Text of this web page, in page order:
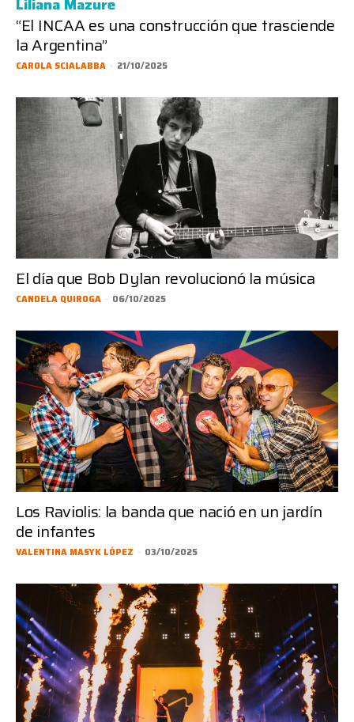
Liliana Mazure
“El INCAA es una construcción que trasciende
la Argentina”
CAROLA SCIALABBA - 21/10/2025
El día que Bob Dylan revolucionó la música
CANDELA QUIROGA - 06/10/2025
Los Raviolis: la banda que nació en un jardín
de infantes
VALENTINA MASYK LÓPEZ - 03/10/2025